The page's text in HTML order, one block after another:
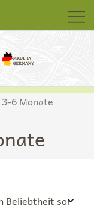
für
Familie
Seide
6 Monate